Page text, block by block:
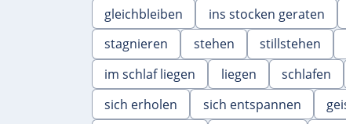
gleichbleiben
ins stocken geraten
stagnieren
stehen stillstehen
im schlaf liegen
liegen schlafen
sich erholen
sich entspannen